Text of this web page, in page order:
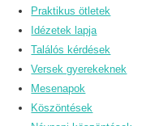
Praktikus ötletek
Idézetek lapja
Találós kérdések
Versek gyerekeknek
Mesenapok
Köszöntések